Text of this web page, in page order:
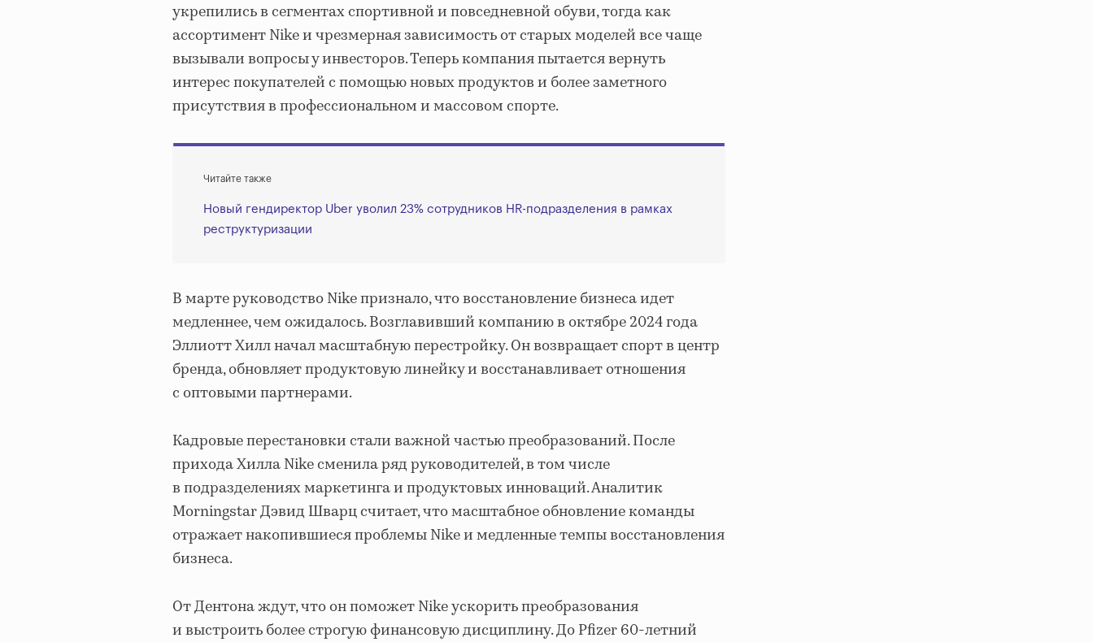
укрепились в сегментах спортивной и повседневной обуви, тогда как
ассортимент Nike и чрезмерная зависимость от старых моделей все чаще
вызывали вопросы у инвесторов. Теперь компания пытается вернуть
интерес покупателей с помощью новых продуктов и более заметного
присутствия в профессиональном и массовом спорте.
Читайте также
Новый гендиректор Uber уволил 23% сотрудников HR-подразделения в рамках
реструктуризации
В марте руководство Nike признало, что восстановление бизнеса идет
медленнее, чем ожидалось. Возглавивший компанию в октябре 2024 года
Эллиотт Хилл начал масштабную перестройку. Он возвращает спорт в центр
бренда, обновляет продуктовую линейку и восстанавливает отношения
с оптовыми партнерами.
Кадровые перестановки стали важной частью преобразований. После
прихода Хилла Nike сменила ряд руководителей, в том числе
в подразделениях маркетинга и продуктовых инноваций. Аналитик
Morningstar Дэвид Шварц считает, что масштабное обновление команды
отражает накопившиеся проблемы Nike и медленные темпы восстановления
бизнеса.
От Дентона ждут, что он поможет Nike ускорить преобразования
и выстроить более строгую финансовую дисциплину. До Pfizer 60-летний